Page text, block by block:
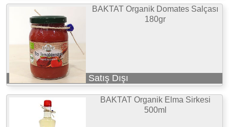
BAKTAT Organik Domates Salçası
180gr
Satış Dışı
BAKTAT Organik Elma Sirkesi
500ml